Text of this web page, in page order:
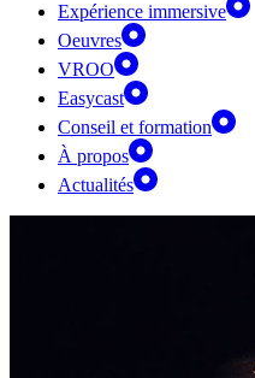
Expérience immersive
Oeuvres
VROO
Easycast
Conseil et formation
À propos
Actualités